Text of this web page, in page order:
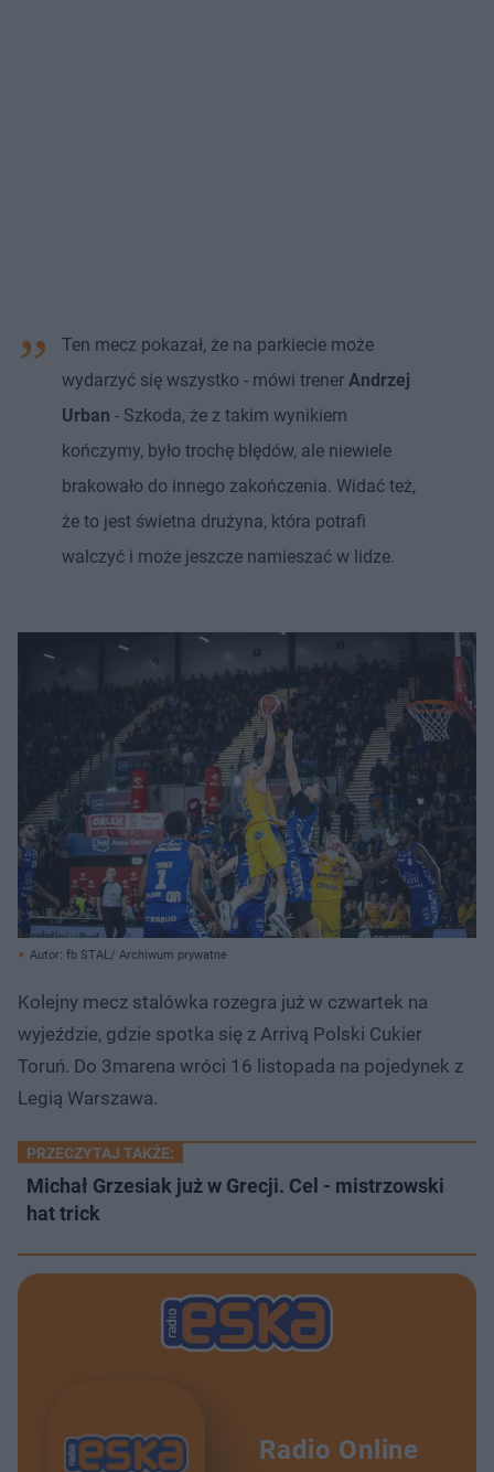
Ten mecz pokazał, że na parkiecie może
wydarzyć się wszystko - mówi trener Andrzej
Urban - Szkoda, że z takim wynikiem
kończymy, było trochę błędów, ale niewiele
brakowało do innego zakończenia. Widać też,
że to jest świetna drużyna, która potrafi
walczyć i może jeszcze namieszać w lidze.
Autor: fb STAL/ Archiwum prywatne
Kolejny mecz stalówka rozegra już w czwartek na
wyjeździe, gdzie spotka się z Arrivą Polski Cukier
Toruń. Do 3marena wróci 16 listopada na pojedynek z
Legią Warszawa.
PRZECZYTAJ TAKŻE:
Michał Grzesiak już w Grecji. Cel - mistrzowski
hat trick
Radio Online